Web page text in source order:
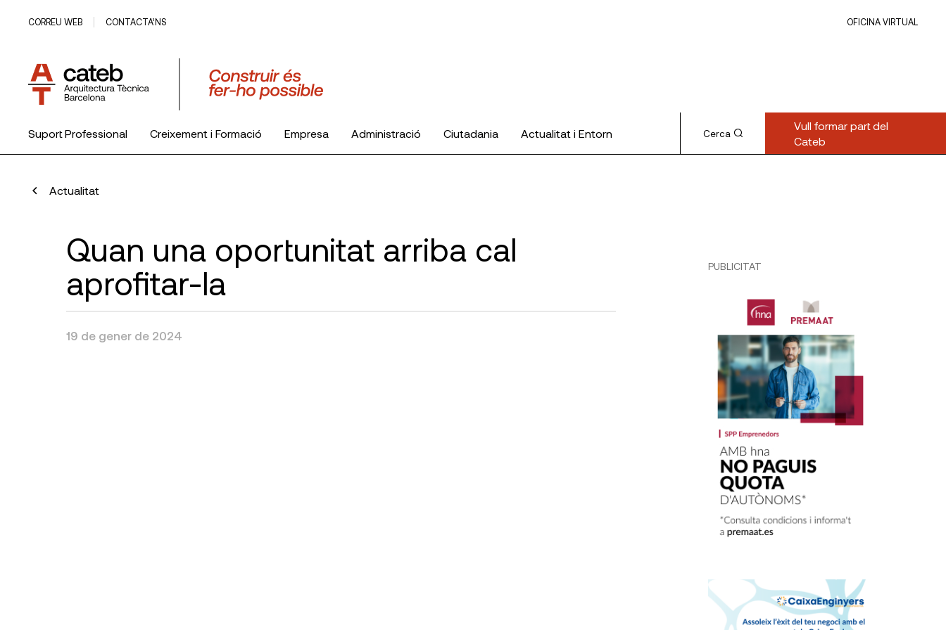
CORREU WEB CONTACTA’NS OFICINA VIRTUAL
Suport Professional Creixement i Formació Empresa Administració Ciutadania Actualitat i Entorn Cerca
Vull formar part del
Cateb
Actualitat
Quan una oportunitat arriba cal
aprofitar-la
19 de gener de 2024
PUBLICITAT